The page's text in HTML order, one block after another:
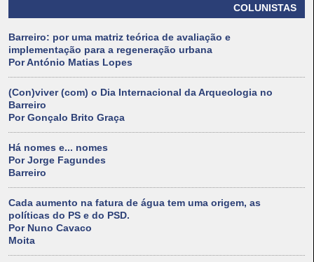
COLUNISTAS
Barreiro: por uma matriz teórica de avaliação e
implementação para a regeneração urbana
Por António Matias Lopes
(Con)viver (com) o Dia Internacional da Arqueologia no
Barreiro
Por Gonçalo Brito Graça
Há nomes e... nomes
Por Jorge Fagundes
Barreiro
Cada aumento na fatura de água tem uma origem, as
políticas do PS e do PSD.
Por Nuno Cavaco
Moita